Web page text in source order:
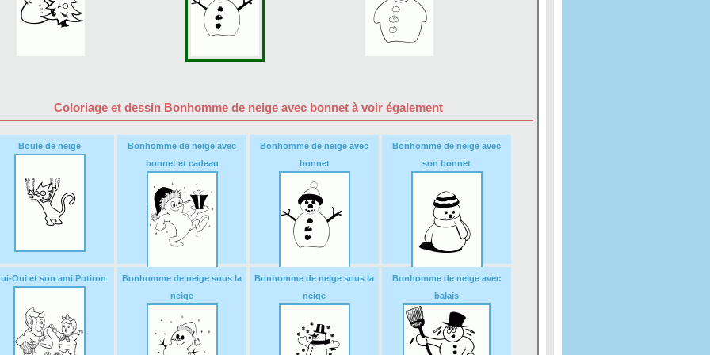
Coloriage et dessin Bonhomme de neige avec bonnet à voir également
Boule de neige
Bonhomme de neige avec
bonnet et cadeau
Bonhomme de neige avec
bonnet
Bonhomme de neige avec
son bonnet
Oui et son ami Potiron
Bonhomme de neige sous la
neige
Bonhomme de neige sous la
neige
Bonhomme de neige avec
balais